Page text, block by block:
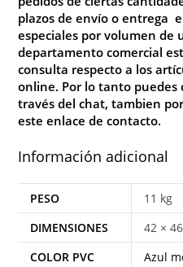
plazos de envío o entrega
especiales por volumen de
departamento comercial
consulta respecto a los
online. Por lo tanto puedes
través del chat, tambien
este enlace decontacto.
Información adicional
PESO
11 kg
DIMENSIONES
42 ×
COLOR PVC
Azul